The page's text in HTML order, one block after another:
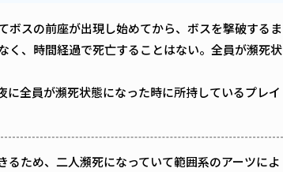
スの前座が出現し始めてから、ボスを撃破するま
く、時間経過で死亡することはない。全員が瀕死状
全員が瀕死状態になった時に所持しているプレイ
ため、二人瀕死になっていて範囲系のアーツによ